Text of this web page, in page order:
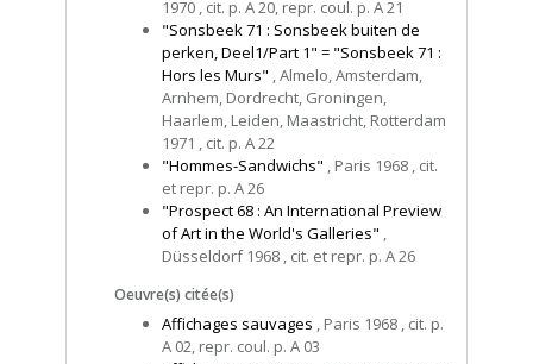
1970 , cit. p. A 20, repr. coul. p. A 21
"Sonsbeek 71 : Sonsbeek buiten de
perken, Deel1/Part 1" = "Sonsbeek 71 :
Hors les Murs" , Almelo, Amsterdam,
Arnhem, Dordrecht, Groningen,
Haarlem, Leiden, Maastricht, Rotterdam
1971 , cit. p. A 22
"Hommes-Sandwichs" , Paris 1968 , cit.
et repr. p. A 26
"Prospect 68 : An International Preview
of Art in the World's Galleries" ,
Düsseldorf 1968 , cit. et repr. p. A 26
Oeuvre(s) citée(s)
Affichages sauvages , Paris 1968 , cit. p.
A 02, repr. coul. p. A 03